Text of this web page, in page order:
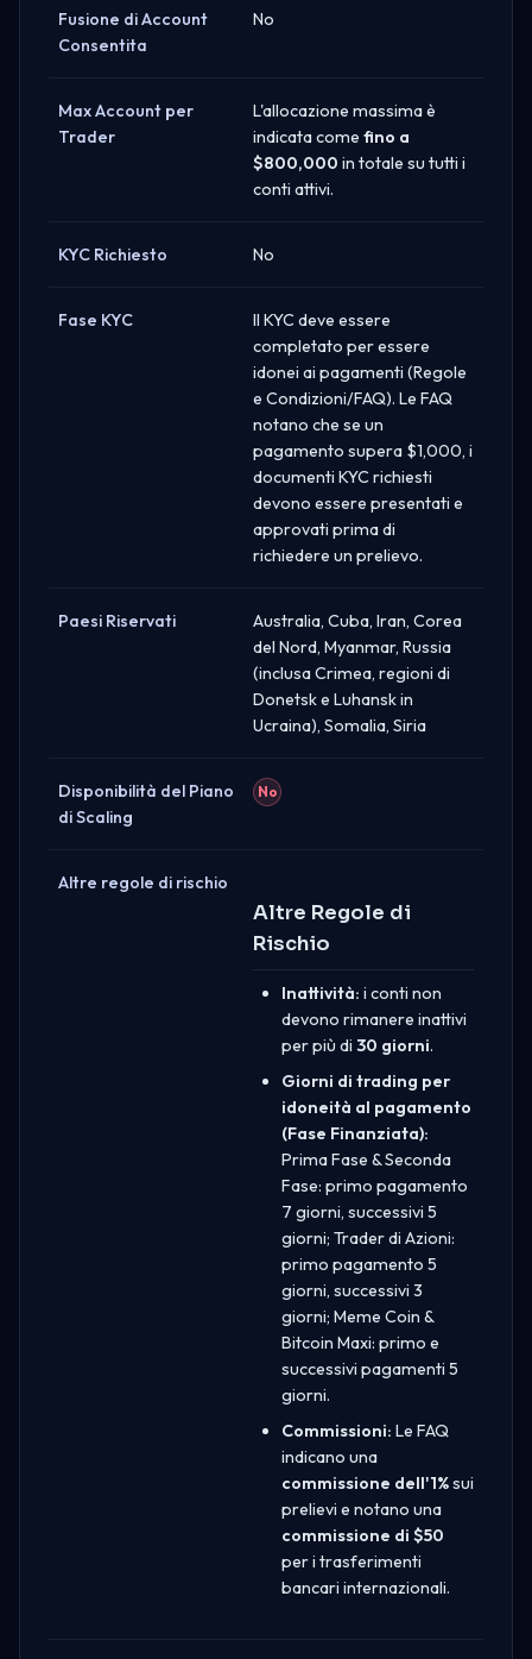
Fusione di Account
Consentita
No
Max Account per
Trader
L'allocazione massima è
indicata come fino a
$800,000 in totale su tutti i
conti attivi.
KYC Richiesto No
Fase KYC
Il KYC deve essere
completato per essere
idonei ai pagamenti (Regole
e Condizioni/FAQ). Le FAQ
notano che se un
pagamento supera $1,000, i
documenti KYC richiesti
devono essere presentati e
approvati prima di
richiedere un prelievo.
Paesi Riservati
Australia, Cuba, Iran, Corea
del Nord, Myanmar, Russia
(inclusa Crimea, regioni di
Donetsk e Luhansk in
Ucraina), Somalia, Siria
Disponibilità del Piano
di Scaling
No
Altre regole di rischio
Altre Regole di
Rischio
Inattività: i conti non
devono rimanere inattivi
per più di 30 giorni.
Giorni di trading per
idoneità al pagamento
(Fase Finanziata):
Prima Fase & Seconda
Fase: primo pagamento
7 giorni, successivi 5
giorni; Trader di Azioni:
primo pagamento 5
giorni, successivi 3
giorni; Meme Coin &
Bitcoin Maxi: primo e
successivi pagamenti 5
giorni.
Commissioni: Le FAQ
indicano una
commissione dell'1%sui
prelievi e notano una
commissione di $50
per i trasferimenti
bancari internazionali.